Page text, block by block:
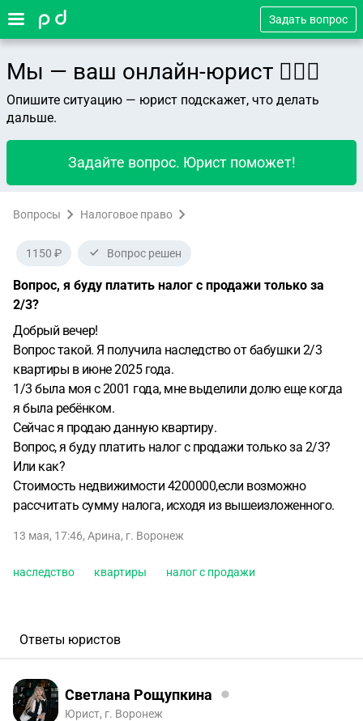
Задать вопрос
Мы — ваш онлайн-юрист 👨🏻‍⚖️
Опишите ситуацию — юрист подскажет, что делать
дальше.
Задайте вопрос. Юрист поможет!
Вопросы Налоговое право
1150 ₽ Вопрос решен
Вопрос, я буду платить налог с продажи только за
2/3?
Добрый вечер!
Вопрос такой. Я получила наследство от бабушки 2/3
квартиры в июне 2025 года.
1/3 была моя с 2001 года, мне выделили долю еще когда
я была ребёнком.
Сейчас я продаю данную квартиру.
Вопрос, я буду платить налог с продажи только за 2/3?
Или как?
Стоимость недвижимости 4200000,если возможно
рассчитать сумму налога, исходя из вышеизложенного.
13 мая, 17:46, Арина, г. Воронеж
наследство квартиры налог с продажи
Ответы юристов
Светлана Рощупкина
Юрист, г. Воронеж